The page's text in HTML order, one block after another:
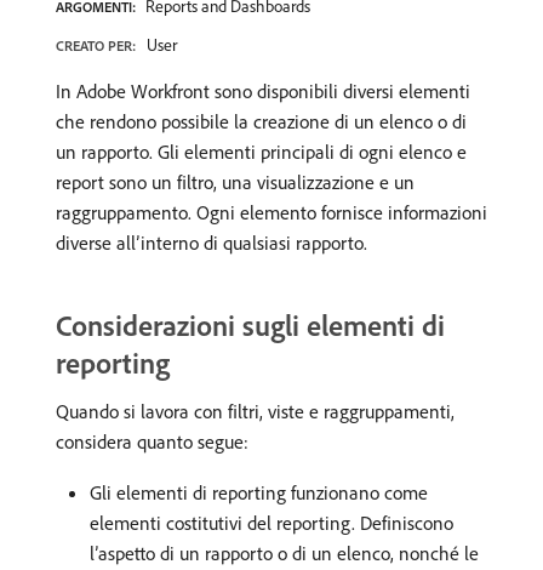
ARGOMENTI: Reports and Dashboards
CREATO PER: User
In Adobe Workfront sono disponibili diversi elementi
che rendono possibile la creazione di un elenco o di
un rapporto. Gli elementi principali di ogni elenco e
report sono un filtro, una visualizzazione e un
raggruppamento. Ogni elemento fornisce informazioni
diverse all’interno di qualsiasi rapporto.
Considerazioni sugli elementi di
reporting
Quando si lavora con filtri, viste e raggruppamenti,
considera quanto segue:
Gli elementi di reporting funzionano come
elementi costitutivi del reporting. Definiscono
l’aspetto di un rapporto o di un elenco, nonché le